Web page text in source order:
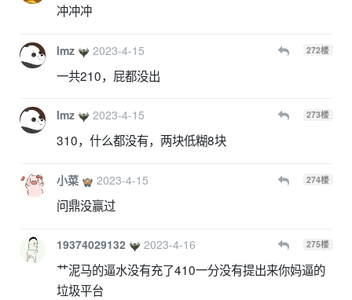
冲冲冲
lmz 2023-4-15 272楼
一共210，屁都没出
lmz 2023-4-15 273楼
310，什么都没有，两块低糊8块
小菜 2023-4-15 274楼
问鼎没赢过
19374029132 2023-4-16 275楼
艹泥马的逼水没有充了410一分没有提出来你妈逼的
垃圾平台